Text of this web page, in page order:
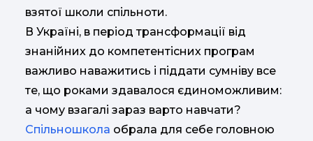
взятої школи спільноти.
В Україні, в період трансформації від
знанійних до компетентісних програм
важливо наважитись і піддати сумніву все
те, що роками здавалося єдиноможливим:
а чому взагалі зараз варто навчати?
Спільношкола обрала для себе головною